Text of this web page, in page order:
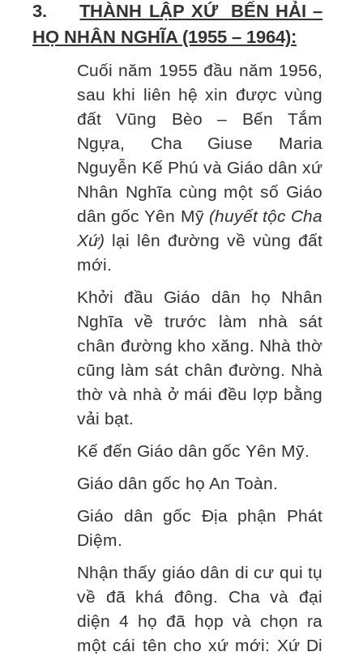
3.THÀNH LẬP XỨ BẾN HẢI –
HỌ NHÂN NGHĨA (1955 – 1964):
Cuối năm 1955 đầu năm 1956,
sau khi liên hệ xin được vùng
đất Vũng Bèo – Bến Tắm
Ngựa, Cha Giuse Maria
Nguyễn Kế Phú và Giáo dân xứ
Nhân Nghĩa cùng một số Giáo
dân gốc Yên Mỹ(huyết tộc Cha
Xứ) lại lên đường về vùng đất
mới.
Khởi đầu Giáo dân họ Nhân
Nghĩa về trước làm nhà sát
chân đường kho xăng. Nhà thờ
cũng làm sát chân đường. Nhà
thờ và nhà ở mái đều lợp bằng
vải bạt.
Kế đến Giáo dân gốc Yên Mỹ.
Giáo dân gốc họ An Toàn.
Giáo dân gốc Địa phận Phát
Diệm.
Nhận thấy giáo dân di cư qui tụ
về đã khá đông. Cha và đại
diện 4 họ đã họp và chọn ra
một cái tên cho xứ mới: Xứ Di